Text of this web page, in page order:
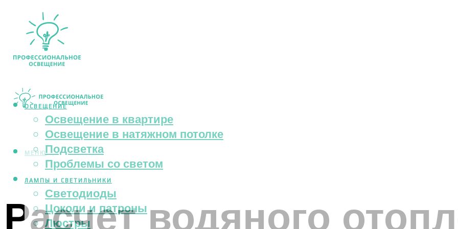
ОСВЕЩЕНИЕ
Освещение в квартире
Освещение в натяжном потолке
Подсветка
Проблемы со светом
ЛАМПЫ И СВЕТИЛЬНИКИ
Светодиоды
Цоколи и патроны
Люстры
МЕНЮ
Расчет водяного